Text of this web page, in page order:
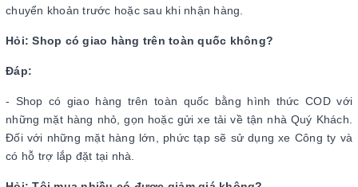
chuyển khoản trước hoặc sau khi nhận hàng.
Hỏi: Shop có giao hàng trên toàn quốc không?
Đáp:
- Shop có giao hàng trên toàn quốc bằng hình thức COD với
những mặt hàng nhỏ, gọn hoặc gửi xe tải về tận nhà Quý Khách.
Đối với những mặt hàng lớn, phức tạp sẽ sử dụng xe Công ty và
có hỗ trợ lắp đặt tại nhà.